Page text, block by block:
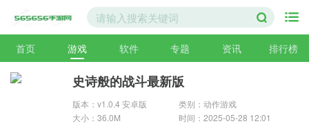
首页 游戏 软件 专题 资讯 排行榜
史诗般的战斗最新版
版本：v1.0.4 安卓版
类别：动作游戏
大小：36.0M
时间：2025-05-28 12:01